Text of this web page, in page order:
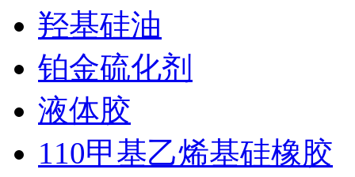
羟基硅油
铂金硫化剂
液体胶
110甲基乙烯基硅橡胶